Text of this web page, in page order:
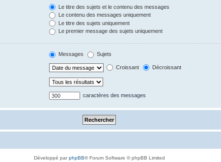
Le titre des sujets et le contenu des messages
Le contenu des messages uniquement
Le titre des sujets uniquement
Le premier message des sujets uniquement
Messages Sujets
Croissant Décroissant
caractères des messages
Développé parphpBB® Forum Software © phpBB Limited